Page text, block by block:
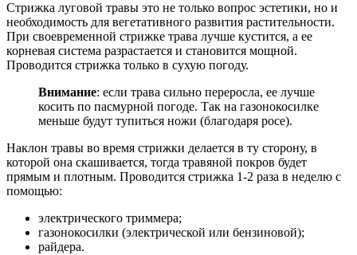
Стрижка луговой травы это не только вопрос эстетики, но и
необходимость для вегетативного развития растительности.
При своевременной стрижке трава лучше кустится, а ее
корневая система разрастается и становится мощной.
Проводится стрижка только в сухую погоду.
Внимание: если трава сильно переросла, ее лучше
косить по пасмурной погоде. Так на газонокосилке
меньше будут тупиться ножи (благодаря росе).
Наклон травы во время стрижки делается в ту сторону, в
которой она скашивается, тогда травяной покров будет
прямым и плотным. Проводится стрижка 1-2 раза в неделю с
помощью:
электрического триммера;
газонокосилки (электрической или бензиновой);
райдера.